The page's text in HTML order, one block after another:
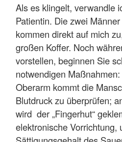
Als es klingelt, verwandle
Patientin. Die zwei
kommen direkt auf mich
großen Koffer. Noch
vorstellen, beginnen Sie
notwendigen
Oberarm kommt die
Blutdruck zu überprüfen;
wird der „Fingerhut“
elektronische Vorrichtung,